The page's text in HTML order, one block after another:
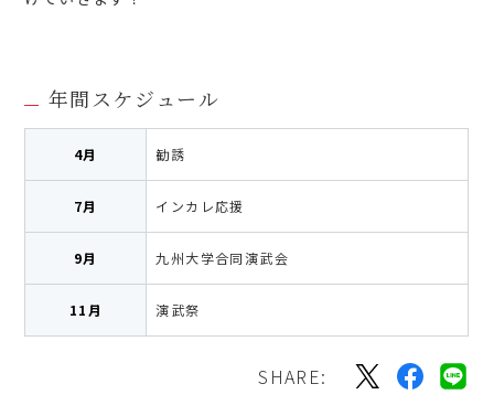
年間スケジュール
4月 勧誘
7月 インカレ応援
9月 九州大学合同演武会
11月 演武祭
SHARE: